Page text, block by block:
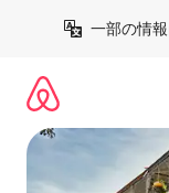
一部の情